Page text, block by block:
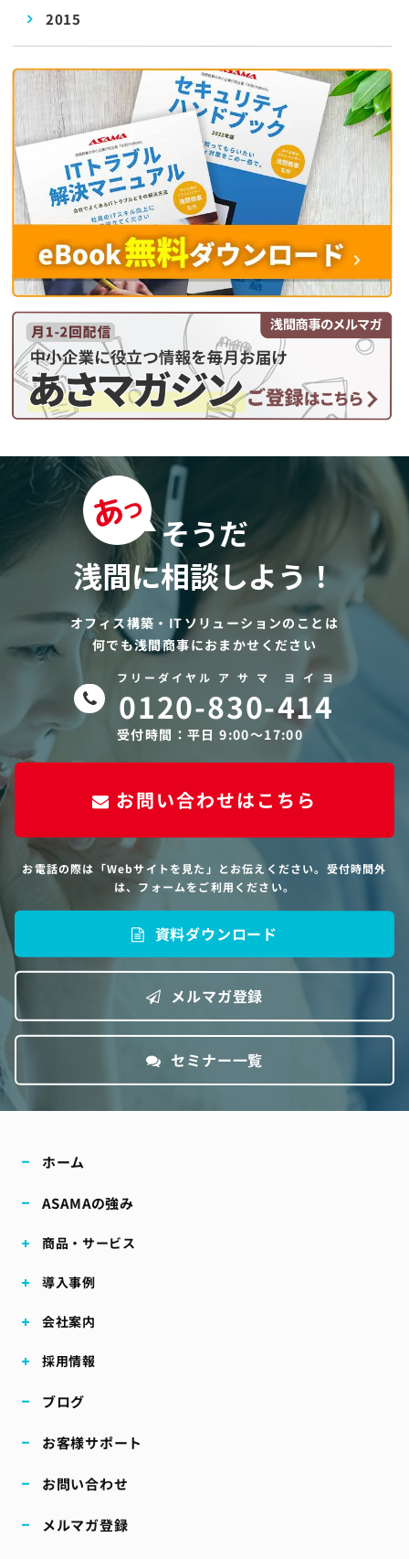
2015
そうだ
浅間に相談しよう！
オフィス構築・ITソリューションのことは
何でも浅間商事におまかせください
フリーダイヤル ア サ マ ヨ イ ヨ
0120-830-414
受付時間：平日 9:00〜17:00
お問い合わせはこちら
お電話の際は「Webサイトを見た」とお伝えください。受付時間外
は、フォームをご利用ください。
資料ダウンロード
メルマガ登録
セミナー一覧
ホーム
ASAMAの強み
商品・サービス
導入事例
会社案内
採用情報
ブログ
お客様サポート
お問い合わせ
メルマガ登録